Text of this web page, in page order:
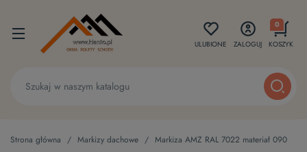
ULUBIONE ZALOGUJ KOSZYK
0
Strona główna Markizy dachowe Markiza AMZ RAL 7022 materiał 090